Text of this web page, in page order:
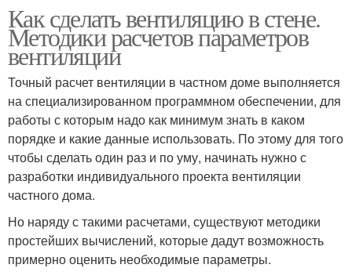
Как сделать вентиляцию в стене.
Методики расчетов параметров
вентиляции
Точный расчет вентиляции в частном доме выполняется
на специализированном программном обеспечении, для
работы с которым надо как минимум знать в каком
порядке и какие данные использовать. По этому для того
чтобы сделать один раз и по уму, начинать нужно с
разработки индивидуального проекта вентиляции
частного дома.
Но наряду с такими расчетами, существуют методики
простейших вычислений, которые дадут возможность
примерно оценить необходимые параметры.